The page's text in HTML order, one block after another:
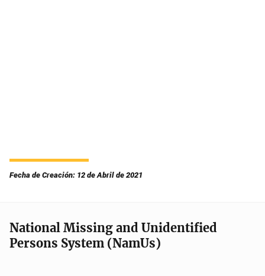
Fecha de Creación: 12 de Abril de 2021
National Missing and Unidentified
Persons System (NamUs)